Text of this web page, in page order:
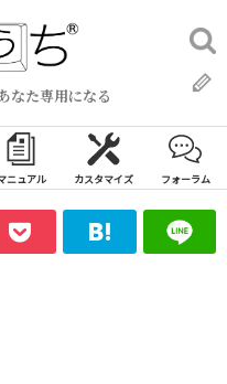
なた専用になる
検
索:
ニュアル カスタマイズ フォーラム